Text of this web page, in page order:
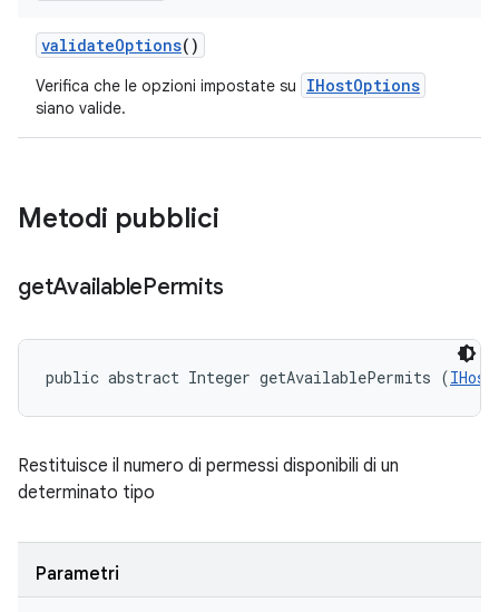
validateOptions()
Verifica che le opzioni impostate su IHostOptions
siano valide.
Metodi pubblici
getAvailablePermits
public abstract Integer getAvailablePermits (
Restituisce il numero di permessi disponibili di un
determinato tipo
Parametri